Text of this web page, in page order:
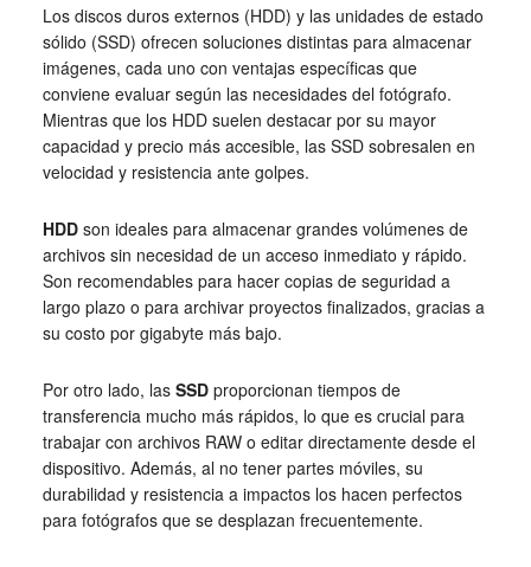
Los discos duros externos (HDD) y las unidades de estado
sólido (SSD) ofrecen soluciones distintas para almacenar
imágenes, cada uno con ventajas específicas que
conviene evaluar según las necesidades del fotógrafo.
Mientras que los HDD suelen destacar por su mayor
capacidad y precio más accesible, las SSD sobresalen en
velocidad y resistencia ante golpes.
HDDson ideales para almacenar grandes volúmenes de
archivos sin necesidad de un acceso inmediato y rápido.
Son recomendables para hacer copias de seguridad a
largo plazo o para archivar proyectos finalizados, gracias a
su costo por gigabyte más bajo.
Por otro lado, las SSDproporcionan tiempos de
transferencia mucho más rápidos, lo que es crucial para
trabajar con archivos RAW o editar directamente desde el
dispositivo. Además, al no tener partes móviles, su
durabilidad y resistencia a impactos los hacen perfectos
para fotógrafos que se desplazan frecuentemente.